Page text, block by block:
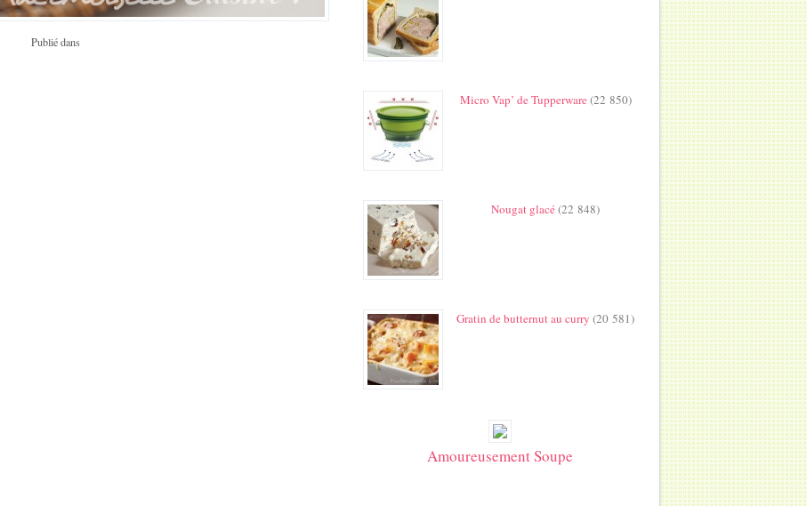
Publié dans
Micro Vap’ de Tupperware(22 850)
Nougat glacé(22 848)
Gratin de butternut au curry (20 581)
Amoureusement Soupe